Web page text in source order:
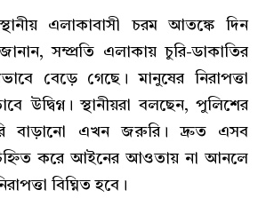
এলাকাবাসী চরম আতঙ্কে দিন
সম্প্রতি এলাকায় চুরি-ডাকাতির
বেড়ে গেছে। মানুষের নিরাপত্তা
উদ্বিগ্ন। স্থানীয়রা বলছেন, পুলিশের
বাড়ানো এখন জরুরি। দ্রুত এসব
করে আইনের আওতায় না আনলে
বিঘ্নিত হবে।